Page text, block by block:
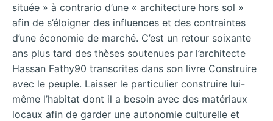
située » à contrario d’une « architecture hors sol »
afin de s’éloigner des influences et des contraintes
d’une économie de marché. C’est un retour soixante
ans plus tard des thèses soutenues par l’architecte
Hassan Fathy90 transcrites dans son livre Construire
avec le peuple. Laisser le particulier construire lui-
même l’habitat dont il a besoin avec des matériaux
locaux afin de garder une autonomie culturelle et